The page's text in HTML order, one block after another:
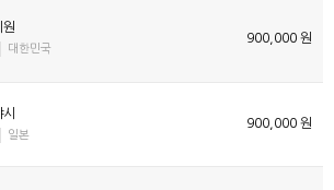
원
대한민국
900,000 원
일본
900,000 원